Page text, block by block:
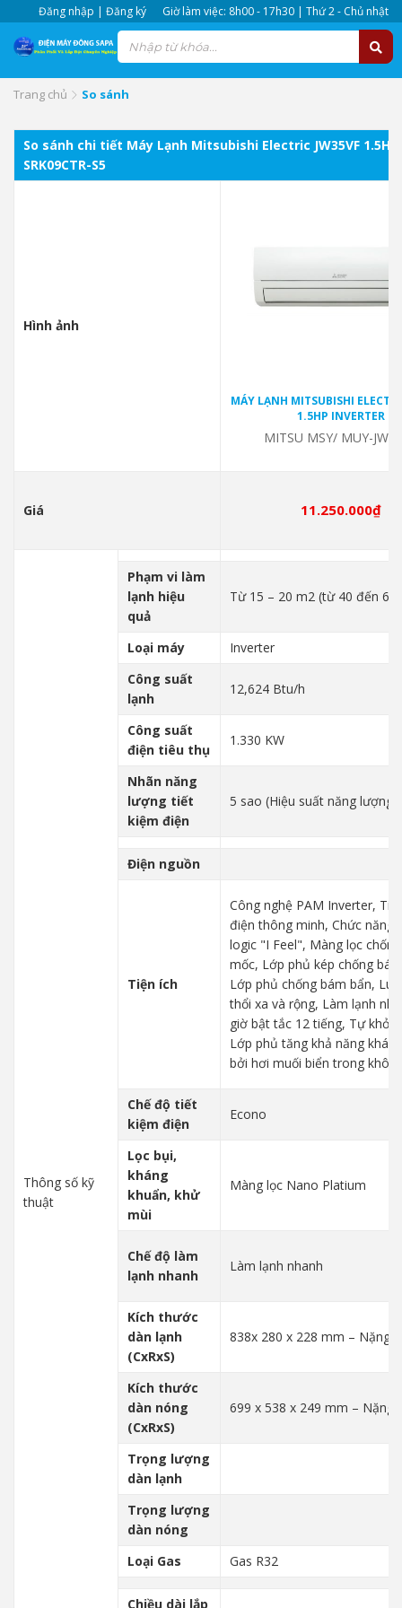
Đăng nhập | Đăng ký Giờ làm việc: 8h00 - 17h30 | Thứ 2 - Chủ nhật
Trang chủ So sánh
So sánh chi tiết Máy Lạnh Mitsubishi Electric JW35VF 1.5HP
SRK09CTR-S5
Hình ảnh
MÁY LẠNH MITSUBISHI
1.5HP INVERTER
MITSU MSY/ MUY-
Giá 11.250.000₫
Thông số kỹ
thuật
Phạm vi làm
lạnh hiệu
quả
Từ 15 – 20 m2 (từ 40 đến 60
Loại máy
Inverter
Công suất
lạnh
12,624 Btu/h
Công suất
điện tiêu thụ
1.330 KW
Nhãn năng
lượng tiết
kiệm điện
5 sao (Hiệu suất năng lượng
Điện nguồn
Tiện ích
Công nghệ PAM Inverter,
điện thông minh, Chức năng
logic "I Feel", Màng lọc
mốc, Lớp phủ kép chống
Lớp phủ chống bám bẩn,
thổi xa và rộng, Làm lạnh
giờ bật tắc 12 tiếng, Tự khởi
Lớp phủ tăng khả năng
bởi hơi muối biển trong
Chế độ tiết
kiệm điện
Econo
Lọc bụi,
kháng
khuẩn, khử
mùi
Màng lọc Nano Platium
Chế độ làm
lạnh nhanh
Làm lạnh nhanh
Kích thước
dàn lạnh
(CxRxS)
838x 280 x 228 mm – Nặng:
Kích thước
dàn nóng
(CxRxS)
699 x 538 x 249 mm – Nặng:
Trọng lượng
dàn lạnh
Trọng lượng
dàn nóng
Loại Gas
Gas R32
Chiều dài lắp